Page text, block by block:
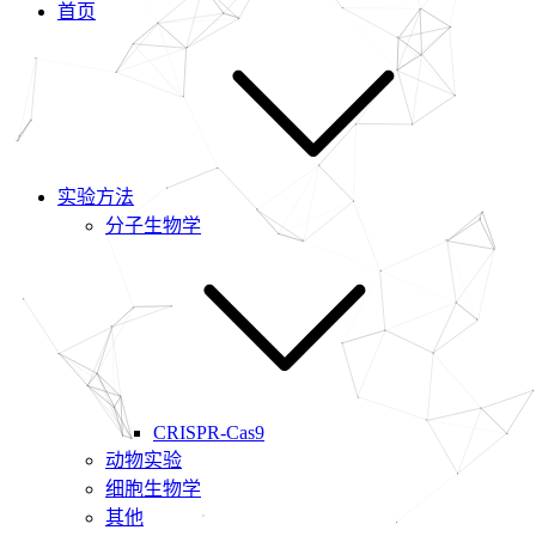
首页
实验方法
分子生物学
CRISPR-Cas9
动物实验
细胞生物学
其他